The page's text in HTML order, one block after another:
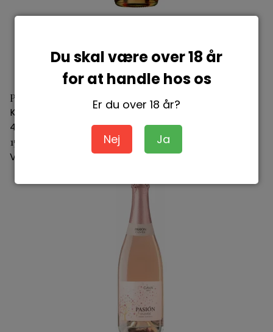
Du skal være over 18 år
for at handle hos os
Er du over 18 år?
Nej Ja
Pfaffmann Rose de Blanc et Noir Sekt
Karl Pfaffmann
4260082530789
150,00 DKK
Vis produkt